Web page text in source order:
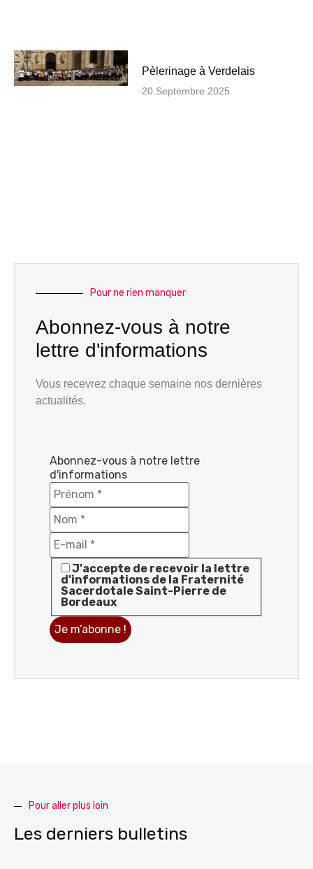
Pèlerinage à Verdelais
20 Septembre 2025
Pour ne rien manquer
Abonnez-vous à notre
lettre d'informations
Vous recevrez chaque semaine nos dernières
actualités.
Abonnez-vous à notre lettre
d'informations
J'accepte de recevoir la lettre
d'informations de la Fraternité
Sacerdotale Saint-Pierre de
Bordeaux
Pour aller plus loin
Les derniers bulletins